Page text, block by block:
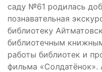
саду №61 родилась
познавательная
библиотеку
библиотечным
работы библиотек и
фильма